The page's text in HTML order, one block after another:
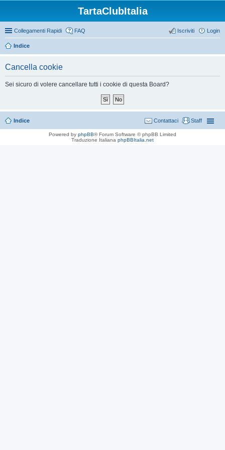
TartaClubItalia
Collegamenti Rapidi FAQ Login
Iscriviti
Indice
Cancella cookie
Sei sicuro di volere cancellare tutti i cookie di questa Board?
Indice Staff
Contattaci
Powered by phpBB® Forum Software © phpBB Limited
Traduzione Italiana phpBBItalia.net